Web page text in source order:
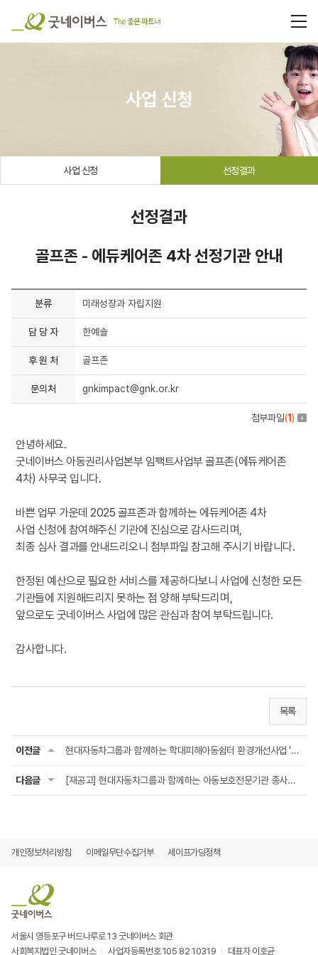
사업 신청
사업 신청 선정결과
선정결과
골프존 - 에듀케어존 4차 선정기관 안내
분류 미래성장과 자립지원
담 당 자 한예솔
후 원 처 골프존
문의처 gnkimpact@gnk.or.kr
첨부파일(1)
안녕하세요.
굿네이버스 아동권리사업본부 임팩트사업부 골프존(에듀케어존
4차) 사무국 입니다.
바쁜 업무 가운데 2025 골프존과 함께하는 에듀케어존 4차
사업 신청에 참여해주신 기관에 진심으로 감사드리며,
최종 심사 결과를 안내드리오니 첨부파일 참고해 주시기 바랍니다.
한정된 예산으로 필요한 서비스를 제공하다보니 사업에 신청한 모든
기관들에 지원해드리지 못하는 점 양해 부탁드리며,
앞으로도 굿네이버스 사업에 많은 관심과 참여 부탁드립니다.
감사합니다.
목록
이전글 현대자동차그룹과 함께하는 학대피해아동쉼터 환경개선사업 '아이케어 홈(i CARE HOME)' 최...
다음글 [재공고] 현대자동차그룹과 함께하는 아동보호전문기관 종사자 역량강화사업 '아이케어 업(...
개인정보처리방침 이메일무단수집거부 세이프가딩정책
서울시 영등포구 버드나루로 13 굿네이버스 회관
사회복지법인 굿네이버스
사업자등록번호 105 82 10319 대표자 이호균